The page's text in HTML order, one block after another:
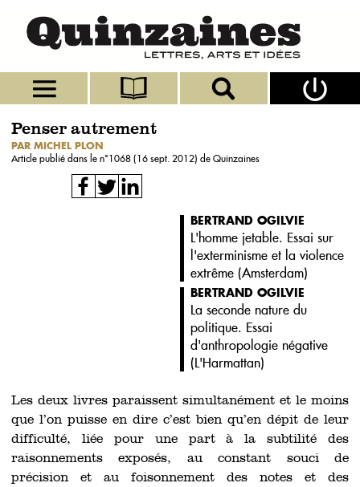
Penser autrement
PAR MICHEL PLON
Article publié dans le n°1068 (16 sept. 2012) de Quinzaines
BERTRAND OGILVIE
L'homme jetable. Essai sur
l'exterminisme et la violence
extrême (Amsterdam)
BERTRAND OGILVIE
La seconde nature du
politique. Essai
d'anthropologie négative
(L'Harmattan)
Les deux livres paraissent simultanément et le moins
que l’on puisse en dire c’est bien qu’en dépit de leur
difficulté, liée pour une part à la subtilité des
raisonnements exposés, au constant souci de
précision et au foisonnement des notes et des